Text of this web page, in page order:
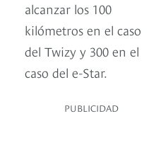
alcanzar los 100
kilómetros en el caso
del Twizy y 300 en el
caso del e-Star.
PUBLICIDAD